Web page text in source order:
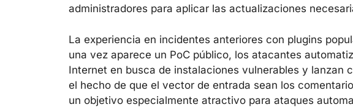
administradores para aplicar las actualizaciones
La experiencia en incidentes anteriores con plugins
una vez aparece un PoC público, los atacantes
Internet en busca de instalaciones vulnerables y lanzan
el hecho de que el vector de entrada sean los
un objetivo especialmente atractivo para ataques